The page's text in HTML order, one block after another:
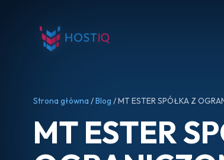
Strona główna /Blog / MT ESTER SPÓŁKA Z
MT ESTER